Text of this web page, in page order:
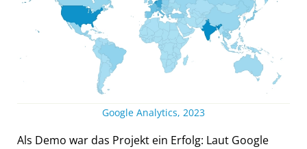
Google Analytics, 2023
Als Demo war das Projekt ein Erfolg: Laut Google